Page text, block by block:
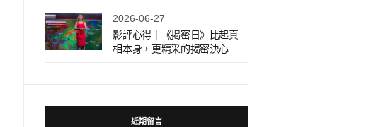
2026-06-27
影評心得｜《揭密日》比起真
相本身，更精采的揭密決心
近期留言